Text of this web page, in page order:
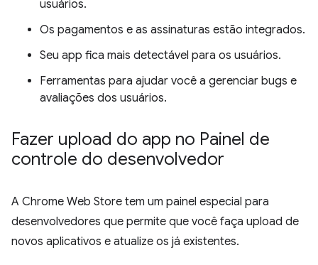
usuários.
Os pagamentos e as assinaturas estão integrados.
Seu app fica mais detectável para os usuários.
Ferramentas para ajudar você a gerenciar bugs e
avaliações dos usuários.
Fazer upload do app no Painel de
controle do desenvolvedor
A Chrome Web Store tem um painel especial para
desenvolvedores que permite que você faça upload de
novos aplicativos e atualize os já existentes.